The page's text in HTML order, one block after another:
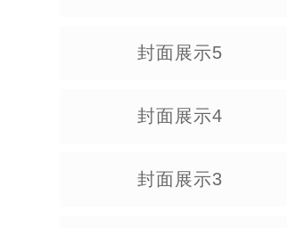
封面展示5
封面展示4
封面展示3